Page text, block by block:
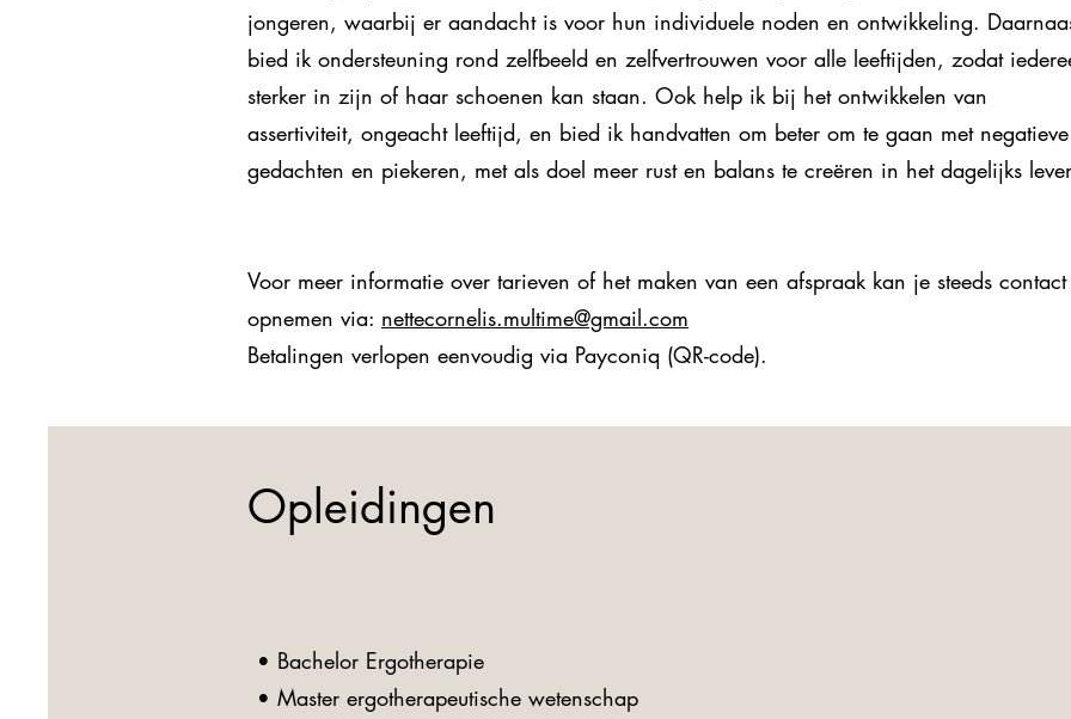
jongeren, waarbij er aandacht is voor hun individuele noden en ontwikkeling.
bied ik ondersteuning rond zelfbeeld en zelfvertrouwen voor alle leeftijden, zodat
sterker in zijn of haar schoenen kan staan. Ook help ik bij het ontwikkelen van
assertiviteit, ongeacht leeftijd, en bied ik handvatten om beter om te gaan met negatieve
gedachten en piekeren, met als doel meer rust en balans te creëren in het dagelijks
Voor meer informatie over tarieven of het maken van een afspraak kan je steeds contact
opnemen via: nettecornelis.multime@gmail.com
Betalingen verlopen eenvoudig via Payconiq (QR-code).
Opleidingen
• Bachelor Ergotherapie
• Master ergotherapeutische wetenschap